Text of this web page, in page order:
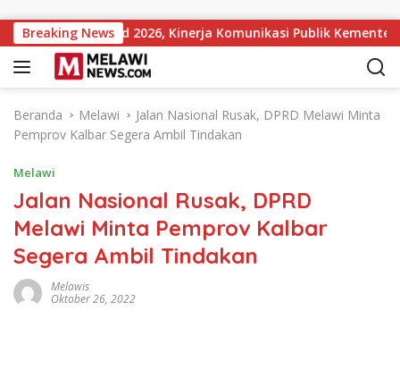
Breaking News
Award 2026, Kinerja Komunikasi Publik Kementerian
Beranda Melawi
Jalan Nasional Rusak, DPRD Melawi Minta
Pemprov Kalbar Segera Ambil Tindakan
Melawi
Jalan Nasional Rusak, DPRD
Melawi Minta Pemprov Kalbar
Segera Ambil Tindakan
Melawis
Oktober 26, 2022